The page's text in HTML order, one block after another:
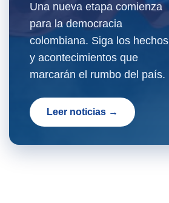
Una nueva etapa comienza
para la democracia
colombiana. Siga los hechos
y acontecimientos que
marcarán el rumbo del país.
Leer noticias →